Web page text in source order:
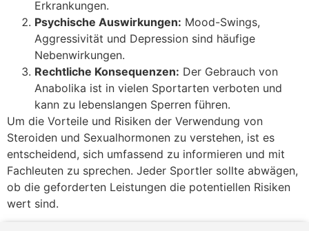
Erkrankungen.
Psychische Auswirkungen: Mood-Swings,
Aggressivität und Depression sind häufige
Nebenwirkungen.
Rechtliche Konsequenzen: Der Gebrauch von
Anabolika ist in vielen Sportarten verboten und
kann zu lebenslangen Sperren führen.
Um die Vorteile und Risiken der Verwendung von
Steroiden und Sexualhormonen zu verstehen, ist es
entscheidend, sich umfassend zu informieren und mit
Fachleuten zu sprechen. Jeder Sportler sollte abwägen,
ob die geforderten Leistungen die potentiellen Risiken
wert sind.